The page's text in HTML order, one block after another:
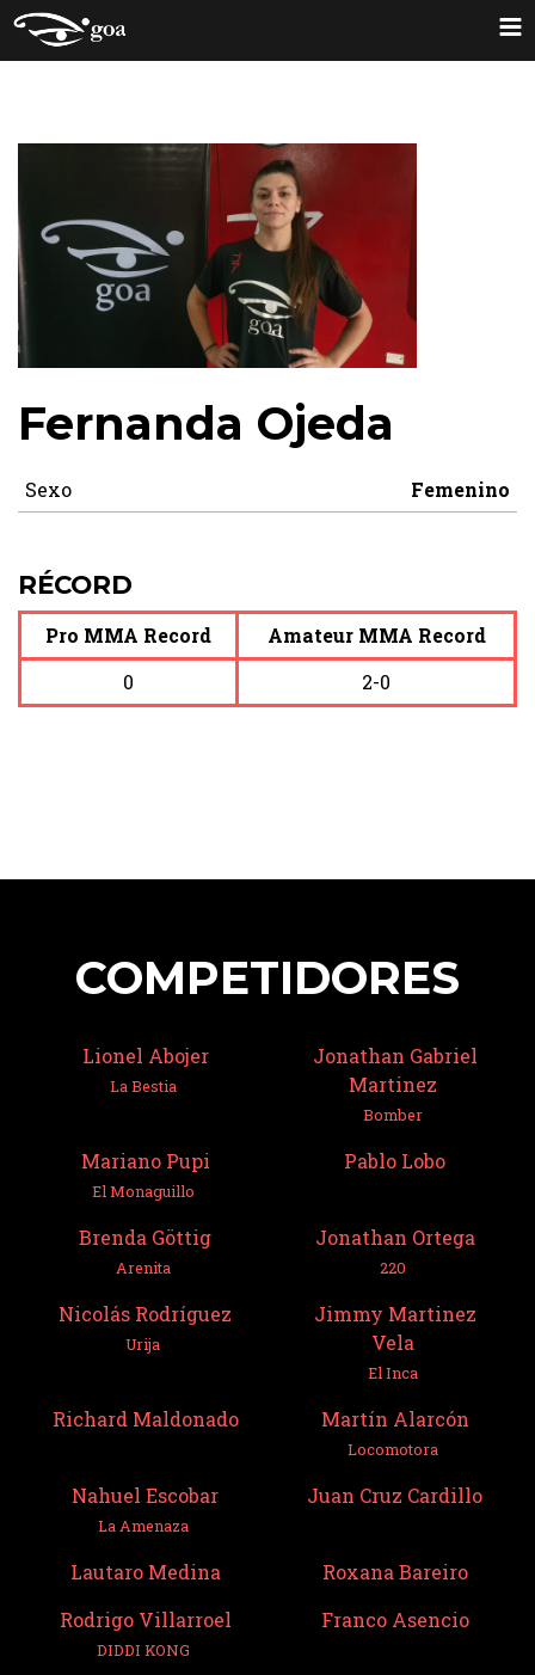
Fernanda Ojeda
Sexo Femenino
RÉCORD
Pro MMA Record
Amateur MMA Record
0
2-0
COMPETIDORES
Lionel Abojer
La Bestia
Jonathan Gabriel
Martinez
Bomber
Mariano Pupi
El Monaguillo
Pablo Lobo
Brenda Göttig
Arenita
Jonathan Ortega
220
Nicolás Rodríguez
Urija
Jimmy Martinez
Vela
El Inca
Richard Maldonado Martín Alarcón
Locomotora
Nahuel Escobar
La Amenaza
Juan Cruz Cardillo
Lautaro Medina
Roxana Bareiro
Rodrigo Villarroel
DIDDI KONG
Franco Asencio